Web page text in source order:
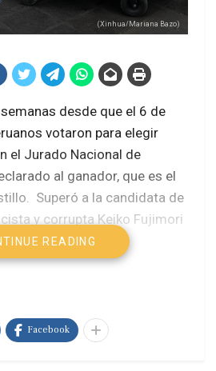
(Xinhua/Mariana Bazo)
desde que el 6 de
votaron para elegir
el Jurado Nacional de
al ganador, que es el
Superó a la candidata de
y corrupta Keiko Fujimori
con 44 mil 54 votos de
del total, habiéndose
cuando gana la
admite el veredicto adverso
READING
Facebook